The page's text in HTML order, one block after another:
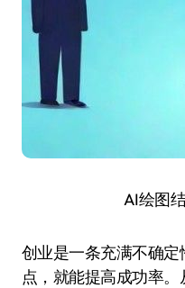
AI绘图
创业是一条充满不确
点，就能提高成功率